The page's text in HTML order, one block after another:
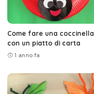
Come fare una coccinella
con un piatto di carta
1 anno fa